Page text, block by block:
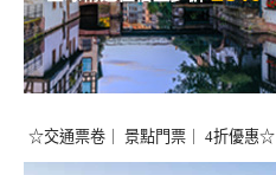
☆交通票卷｜ 景點門票｜ 4折優惠☆